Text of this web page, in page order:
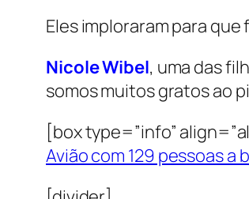
Eles imploraram para
Nicole Wibel, uma das
somos muitos gratos ao
[box type=”info”
Avião com 129 pessoas a